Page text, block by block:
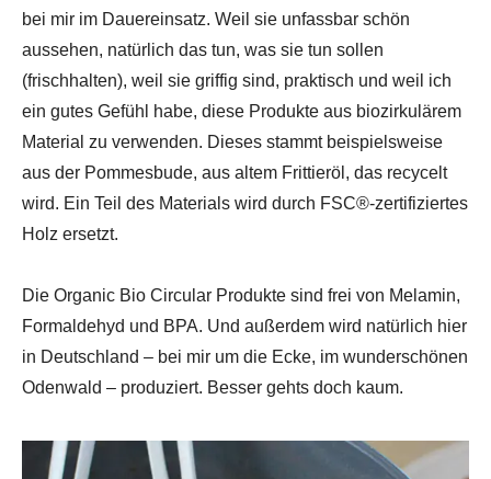
bei mir im Dauereinsatz. Weil sie unfassbar schön
aussehen, natürlich das tun, was sie tun sollen
(frischhalten), weil sie griffig sind, praktisch und weil ich
ein gutes Gefühl habe, diese Produkte aus biozirkulärem
Material zu verwenden. Dieses stammt beispielsweise
aus der Pommesbude, aus altem Frittieröl, das recycelt
wird. Ein Teil des Materials wird durch FSC®-zertifiziertes
Holz ersetzt.
Die Organic Bio Circular Produkte sind frei von Melamin,
Formaldehyd und BPA. Und außerdem wird natürlich hier
in Deutschland – bei mir um die Ecke, im wunderschönen
Odenwald – produziert. Besser gehts doch kaum.